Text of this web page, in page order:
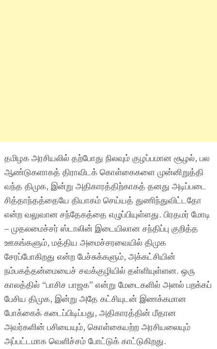
தமிழக அரசியலில் தற்போது நிலவும் குழப்பமான சூழல், பல
ஆண்டுகளாகத் திராவிடக் கொள்கைகளை முன்னிறுத்தி
வந்த திமுக, இன்று அதிகாரத்திற்காகத் தனது அடிப்படை
சித்தாந்தத்தையே தியாகம் செய்யத் துணிந்துவிட்டதோ
என்ற வலுவான சந்தேகத்தை எழுப்பியுள்ளது. பிரதமர் மோடி
– முதலமைச்சர் ஸ்டாலின் இடையிலான சந்திப்பு குறித்த
ஊகங்களும், மத்திய அமைச்சரவையில் திமுக
சேரப்போகிறது என்ற பேச்சுக்களும், அக்கட்சியின்
நம்பகத்தன்மையைச் சவக்குழியில் தள்ளியுள்ளன. ஒரு
காலத்தில் “பாசிச பாஜக” என்று மேடைகளில் அனல் பறக்கப்
பேசிய திமுக, இன்று அதே கட்சியுடன் இணக்கமான
போக்கைக் கடைப்பிடிப்பது, அதிகாரத்தின் மீதான
அவர்களின் பசியையும், கொள்கையற்ற அரசியலையும்
அப்பட்டமாக வெளிச்சம் போட்டுக் காட்டுகிறது.